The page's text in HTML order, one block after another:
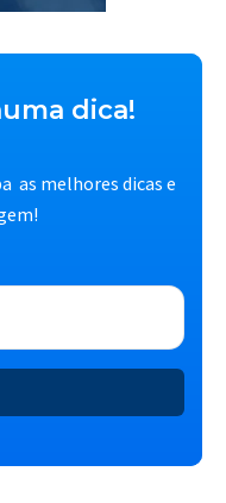
dica!
as melhores dicas e